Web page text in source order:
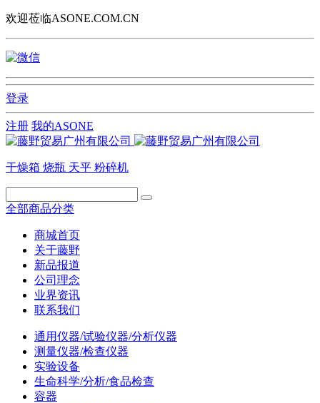
欢迎莅临ASONE.COM.CN
登录
注册 我的ASONE
干燥箱 烧瓶 天平 粉碎机
全部商品分类
商城首页
关于藤野
新品报道
公司理念
业界资讯
联系我们
通用仪器/试验仪器/分析仪器
测量仪器/检查仪器
实验设备
生命科学/分析/食品检查
容器